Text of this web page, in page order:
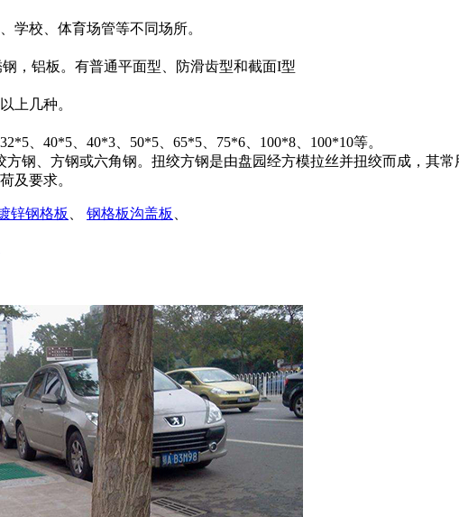
学校、体育场管等不同场所。
，铝板。有普通平面型、防滑齿型和截面I型
上几种。
、40*5、40*3、50*5、65*5、75*6、100*8、100*10等。
钢、方钢或六角钢。扭绞方钢是由盘园经方模拉丝并扭绞而成，其常
及要求。
锌钢格板 钢格板沟盖板